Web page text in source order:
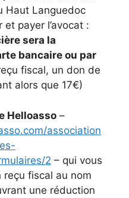
Haut Languedoc
payer l’avocat :
sera la
bancaire ou par
fiscal, un don de
alors que 17€)
Helloasso–
association
2 – qui vous
fiscal au nom
une réduction